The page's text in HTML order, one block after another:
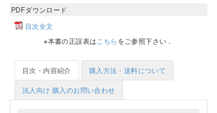
PDFダウンロード
目次全文
※本書の正誤表はこちら をご参照下さい．
目次・内容紹介 購入方法・送料について
法人向け 購入のお問い合わせ